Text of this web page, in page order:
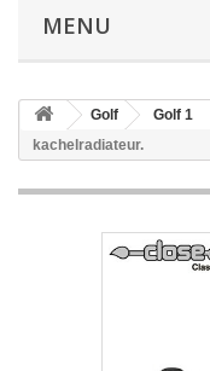
MENU
Golf Golf 1
kachelradiateur.